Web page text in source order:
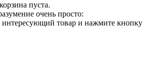
пуста.
очень просто:
интересующий товар и нажмите кнопку